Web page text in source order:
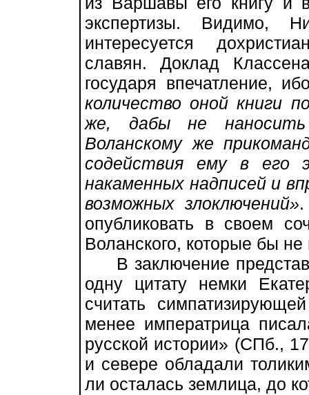
экспертизы. Видимо,
интересуется
славян. Доклад
государя впечатление,
количество оной книги
же, дабы не наносить
Воланскому же
содействия ему в его
накаменных надписей и
возможных злоключений»
опубликовать в своем
Воланского, которые бы
В заключение
одну цитату немки
считать
менее императрица
русской истории» (СПб.,
и севере обладали
ли осталась землица, до